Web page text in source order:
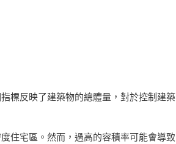
標反映了建築物的總體量，對於控制建築
住宅區。然而，過高的容積率可能會導致